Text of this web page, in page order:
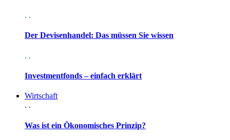
. .
Der Devisenhandel: Das müssen Sie wissen
. .
Investmentfonds – einfach erklärt
Wirtschaft
. .
Was ist ein Ökonomisches Prinzip?